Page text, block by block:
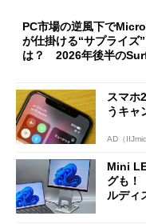
PC市場の逆風下で
が仕掛ける“サプライズ”
は？ 2026年後半の
スマホ
うキャ
AD（IIJmio
Mini
グも！
ルディ